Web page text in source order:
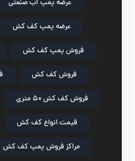
عرضه پمپ آب صنعتی
عرضه پمپ کف کش
فروش پمپ کف کش
فروش کف کش
فروش کف کش ۵۰ متری
قیمت انواع کف کش
مراکز فروش پمپ کف کش